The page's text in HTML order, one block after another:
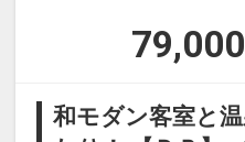
和モダン客室と